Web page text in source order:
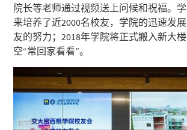
院长等老师通过视频送上问候和祝福。
来培养了近2000名校友，学院的迅速发
友的努力；2018年学院将正式搬入新大
空“常回家看看”。